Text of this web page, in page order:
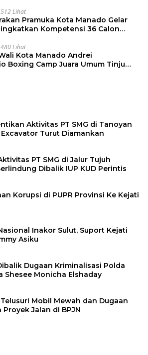
512 Lihat
Pramuka Kota Manado Gelar
Kompetensi 36 Calon
480 Lihat
Kota Manado Andrei
Boxing Camp Juara Umum Tinju
Aktivitas PT SMG di Tanoyan
Turut Diamankan
PT SMG di Jalur Tujuh
Dibalik IUP KUD Perintis
Korupsi di PUPR Provinsi Ke Kejati
Inakor Sulut, Suport Kejati
Asiku
Dugaan Kriminalisasi Polda
Shesee Monicha Elshaday
Mobil Mewah dan Dugaan
Jalan di BPJN